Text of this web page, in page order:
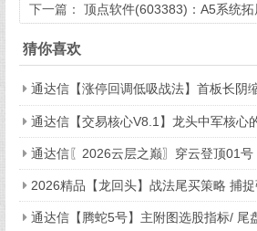
品
下一篇： 顶点软件(603383)：A5系统
猜你喜欢
通达信【涨停回调低吸战法】首板长阴
通达信【交易核心V8.1】龙头中军核心
不停打磨且经实战 配备龙头抱团选股
通达信〖2026云层之巅〗穿云登顶01号
的加速启动点 源码
2026精品【龙回头】战法尾买策略 捕
买点 历史测评成功率88%
通达信【腾蛇5号】主附图选股指标/ 尾